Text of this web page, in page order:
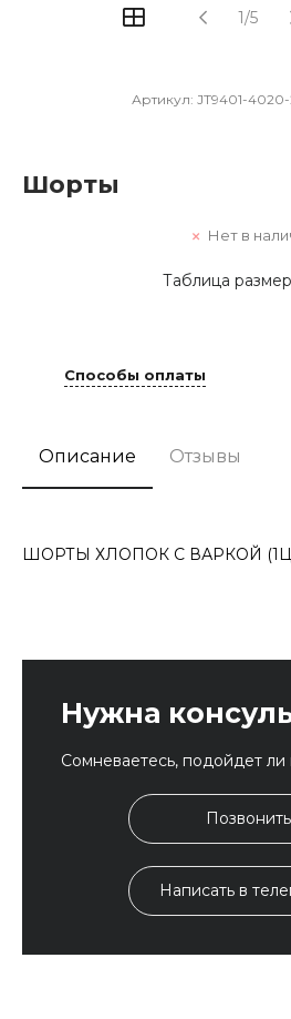
1/5
Артикул: JT9401-
Шорты
Нет в
Таблица
Способы оплаты
Описание Отзывы
ШОРТЫ ХЛОПОК С ВАРКОЙ
Нужна
Сомневаетесь, подойдет ли
Позвонить
Написать в